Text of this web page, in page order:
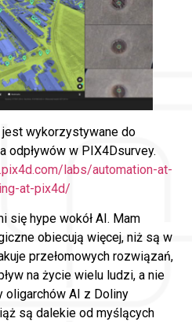
wykorzystywane do
odpływów w PIX4Dsurvey.
labs/automation-at-
at-pix4d/
się hype wokół AI. Mam
obiecują więcej, niż są w
przełomowych rozwiązań,
na życie wielu ludzi, a nie
oligarchów AI z Doliny
są dalekie od myślących